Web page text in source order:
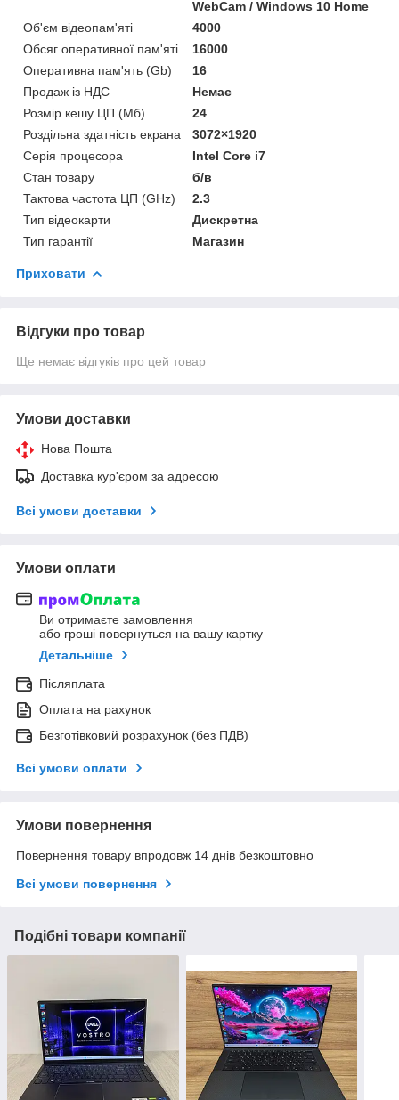
WebCam / Windows 10 Home
Об'єм відеопам'яті
4000
Обсяг оперативної пам'яті
16000
Оперативна пам'ять (Gb)
16
Продаж із НДС
Немає
Розмір кешу ЦП (Мб)
24
Роздільна здатність екрана
3072×1920
Серія процесора
Intel Core i7
Стан товару
б/в
Тактова частота ЦП (GHz)
2.3
Тип відеокарти
Дискретна
Тип гарантії
Магазин
Приховати
Відгуки про товар
Ще немає відгуків про цей товар
Умови доставки
Нова Пошта
Доставка кур'єром за адресою
Всі умови доставки
Умови оплати
Ви отримаєте замовлення
або гроші повернуться на вашу картку
Детальніше
Післяплата
Оплата на рахунок
Безготівковий розрахунок (без ПДВ)
Всі умови оплати
Умови повернення
Повернення товару впродовж 14 днів безкоштовно
Всі умови повернення
Подібні товари компанії